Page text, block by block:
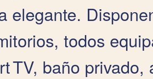
elegante.
todos
TV, baño